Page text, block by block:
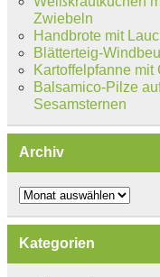
Zwiebeln
Handbrote mit
Blätterteig-
Kartoffelpfanne mit
Balsamico-Pilze
Sesamsternen
Archiv
Archiv
Kategorien